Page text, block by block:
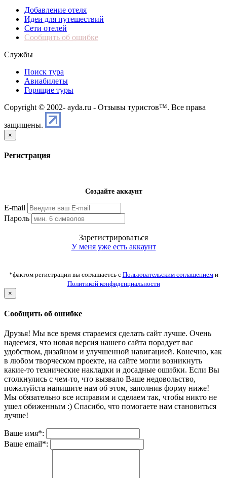
Добавление отеля
Идеи для путешествий
Сети отелей
Сообщить об ошибке
Службы
Поиск тура
Авиабилеты
Горящие туры
Copyright © 2002- ayda.ru - Отзывы туристов™. Все права
защищены.
×
Регистрация
Создайте аккаунт
E-mail
Пароль
Зарегистрироваться
У меня уже есть аккаунт
*фактом регистрации вы соглашаетсь с Пользовательским соглашениеми
Политикой конфиденциальности
×
Сообщить об ошибке
Друзья! Мы все время стараемся сделать сайт лучше. Очень
надеемся, что новая версия нашего сайта порадует вас
удобством, дизайном и улучшенной навигацией. Конечно, как
в любом творческом проекте, на сайте могли возникнуть
какие-то технические накладки и досадные ошибки. Если Вы
столкнулись с чем-то, что вызвало Ваше недовольство,
пожалуйста напишите нам об этом, заполнив форму ниже!
Мы обязательно все исправим и сделаем так, чтобы никто не
ушел обиженным :) Спасибо, что помогаете нам становиться
лучше!
Ваше имя*:
Ваше email*: